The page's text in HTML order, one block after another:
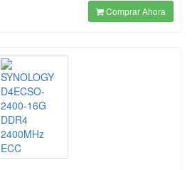
Comprar Ahora